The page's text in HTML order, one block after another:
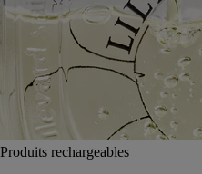
Produits rechargeables